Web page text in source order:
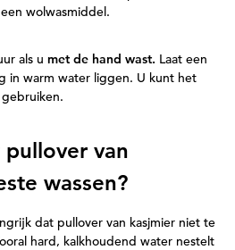
wolwasmiddel.
als u met de hand wast. Laat een
in warm water liggen. U kunt het
gebruiken.
van
wassen?
dat pullover van kasjmier niet te
hard, kalkhoudend water nestelt